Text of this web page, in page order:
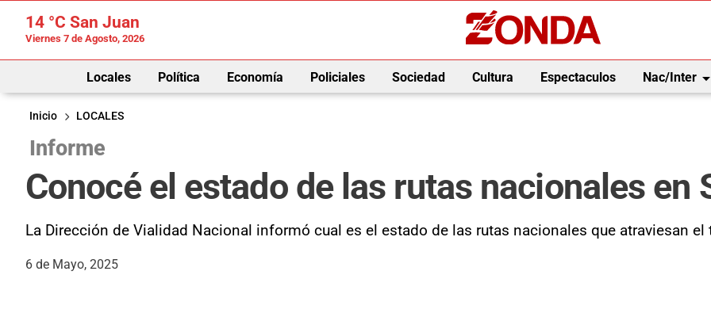
14 °C San Juan
Viernes 7 de Agosto, 2026
Locales Política Economía Policiales Sociedad Cultura Espectaculos Nac/Inter
Inicio LOCALES
Informe
Conocé el estado de las rutas nacionales en
La Dirección de Vialidad Nacional informó cual es el estado de las rutas nacionales que atraviesan
6 de Mayo, 2025